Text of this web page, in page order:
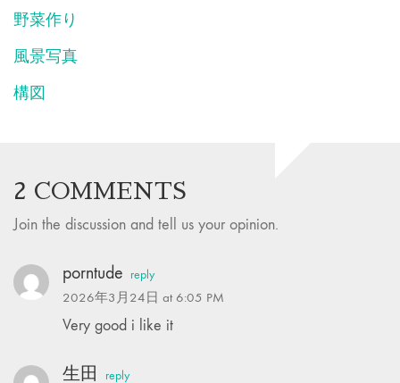
野菜作り
風景写真
構図
2 COMMENTS
Join the discussion and tell us your opinion.
porntude reply
2026年3月24日 at 6:05 PM
Very good i like it
生田 reply